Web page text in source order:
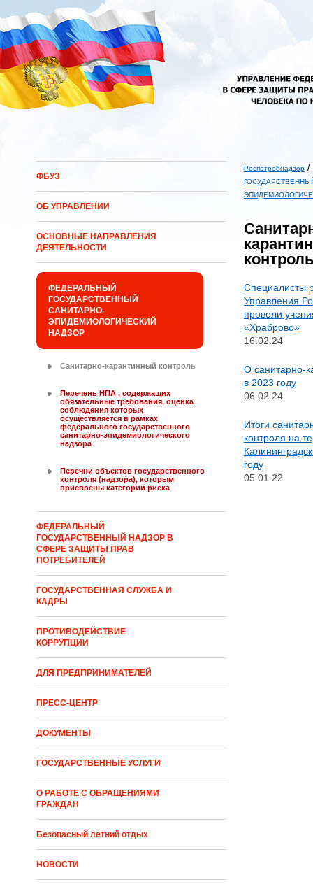
Перейти к основному содержанию
ФБУЗ
ОБ УПРАВЛЕНИИ
ОСНОВНЫЕ НАПРАВЛЕНИЯ
ДЕЯТЕЛЬНОСТИ
ФЕДЕРАЛЬНЫЙ
ГОСУДАРСТВЕННЫЙ
САНИТАРНО-
ЭПИДЕМИОЛОГИЧЕСКИЙ
НАДЗОР
Санитарно-карантинный контроль
Перечень НПА , содержащих
обязательные требования, оценка
соблюдения которых
осуществляется в рамках
федерального государственного
санитарно-эпидемиологического
надзора
Перечни объектов государственного
контроля (надзора), которым
присвоены категории риска
ФЕДЕРАЛЬНЫЙ
ГОСУДАРСТВЕННЫЙ НАДЗОР В
СФЕРЕ ЗАЩИТЫ ПРАВ
ПОТРЕБИТЕЛЕЙ
ГОСУДАРСТВЕННАЯ СЛУЖБА И
КАДРЫ
ПРОТИВОДЕЙСТВИЕ
КОРРУПЦИИ
ДЛЯ ПРЕДПРИНИМАТЕЛЕЙ
ПРЕСС-ЦЕНТР
ДОКУМЕНТЫ
ГОСУДАРСТВЕННЫЕ УСЛУГИ
О РАБОТЕ С ОБРАЩЕНИЯМИ
ГРАЖДАН
Безопасный летний отдых
НОВОСТИ
Вы здесь
Роспотребнадзор /
Специалисты
Управления
провели
«Храброво»
16.02.24
О санитарно-
в 2023 году
06.02.24
Итоги
контроля на
году
05.01.22